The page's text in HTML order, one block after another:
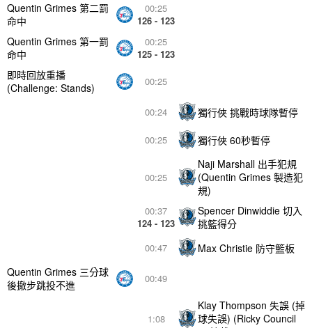
1:08
Klay Thompson 失誤 (掉
球失誤) (Ricky Council
00:49
Quentin Grimes 三分球
後撤步跳投不進
00:47 Max Christie 防守籃板
00:37
124 - 123
Spencer Dinwiddie 切入
挑籃得分
00:25
Naji Marshall 出手犯規
(Quentin Grimes 製造犯
規)
00:25 獨行俠 60秒暫停
00:24 獨行俠 挑戰時球隊暫停
00:25
即時回放重播
(Challenge: Stands)
00:25
125 - 123
Quentin Grimes 第一罰
命中
00:25
126 - 123
Quentin Grimes 第二罰
命中